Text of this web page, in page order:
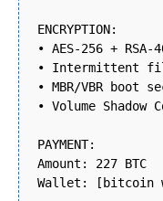
ENCRYPTION:
• AES-256 +
• Intermittent
• MBR/VBR boot
• Volume Shadow
PAYMENT:
Amount: 227 BTC
Wallet: [bitcoin